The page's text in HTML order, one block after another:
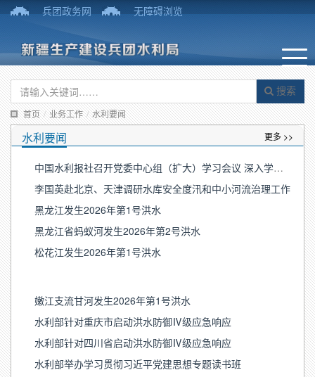
兵团政务网 无障碍浏览
搜索
首页 / 业务工作 / 水利要闻
水利要闻 更多 >>
中国水利报社召开党委中心组（扩大）学习会议 深入学习贯彻习近平党建思想
李国英赴北京、天津调研水库安全度汛和中小河流治理工作
黑龙江发生2026年第1号洪水
黑龙江省蚂蚁河发生2026年第2号洪水
松花江发生2026年第1号洪水
嫩江支流甘河发生2026年第1号洪水
水利部针对重庆市启动洪水防御Ⅳ级应急响应
水利部针对四川省启动洪水防御Ⅳ级应急响应
水利部举办学习贯彻习近平党建思想专题读书班